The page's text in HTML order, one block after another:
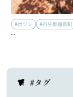
#ポツン #丹生郡越前町
…
#タグ